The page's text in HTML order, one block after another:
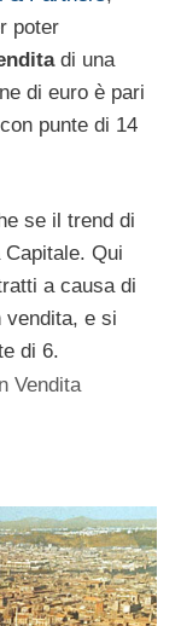
poter
di una
di euro è pari
punte di 14
se il trend di
Qui
a causa di
vendita, e si
di 6.
Vendita